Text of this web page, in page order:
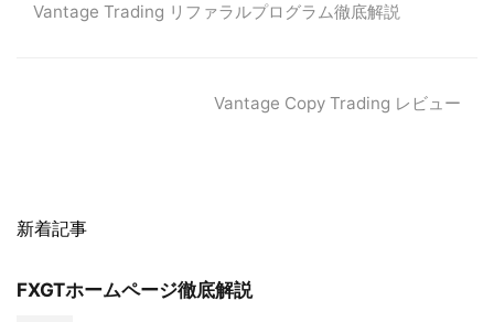
Vantage Trading リファラルプログラム徹底解説
Vantage Copy Trading レビュー
新着記事
FXGTホームページ徹底解説